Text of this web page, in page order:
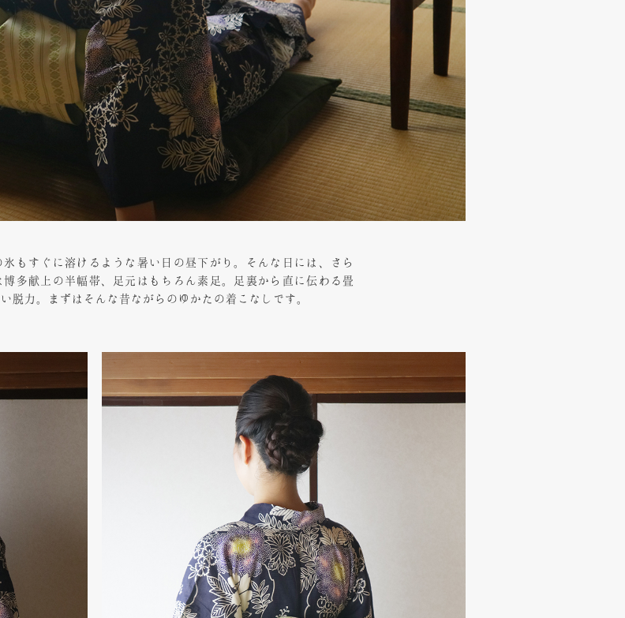
もすぐに溶けるような暑い日の昼下がり。そんな日には、さら
多献上の半幅帯、足元はもちろん素足。足裏から直に伝わる畳
脱力。まずはそんな昔ながらのゆかたの着こなしです。